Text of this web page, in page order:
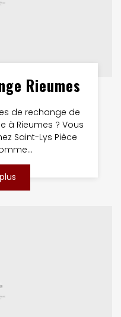
Rieumes
de rechange de
à Rieumes ? Vous
Saint-Lys Pièce